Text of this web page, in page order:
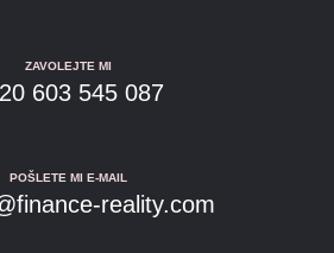
ZAVOLEJTE MI
603 545 087
POŠLETE MI E-MAIL
reality.com